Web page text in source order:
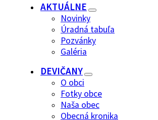
AKTUÁLNE
Novinky
Úradná tabuľa
Pozvánky
Galéria
DEVIČANY
O obci
Fotky obce
Naša obec
Obecná kronika